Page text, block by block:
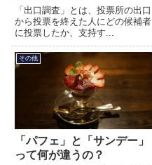
「出口調査」とは、投票所の出口
から投票を終えた人にどの候補者
に投票したか、支持す...
その他
「パフェ」と「サンデー」
って何が違うの？